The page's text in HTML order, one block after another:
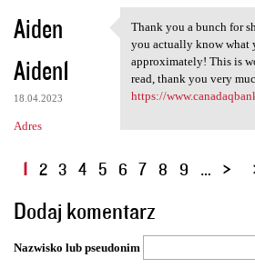
Aiden
Aiden1
18.04.2023
Adres
Thank you a
Thank you a bunch for
you actually know what
approximately! This is
read, thank you very
https://
S
r
o
1 2 3 4 5 6 7 8 9 …
Dodaj komentarz
Nazwisko lub pseudonim